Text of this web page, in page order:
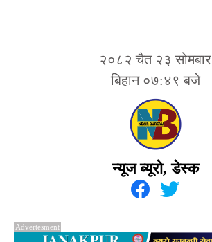
२०८२ चैत २३ सोमबार
बिहान ०७:४९ बजे
न्यूज ब्यूरो, डेस्क
Advertesment